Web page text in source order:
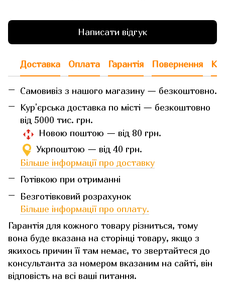
Написати відгук
Доставка Оплата Гарантія Повернення
Самовивіз з нашого магазину — безкоштовно.
Кур'єрська доставка по місті — безкоштовно
від 5000 тис. грн.
Новою поштою — від 80 грн.
Укрпоштою — від 40 грн.
Більше інформації про доставку
Готівкою при отриманні
Безготівковий розрахунок
Більше інформації про оплату.
Гарантія для кожного товару різниться, тому
вона буде вказана на сторінці товару, якщо з
якихось причин її там немає, то звертайтеся до
консультанта за номером вказаним на сайті, він
відповість на всі ваші питання.